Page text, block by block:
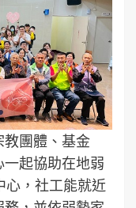
團體、基金
起協助在地弱
心，社工能就近